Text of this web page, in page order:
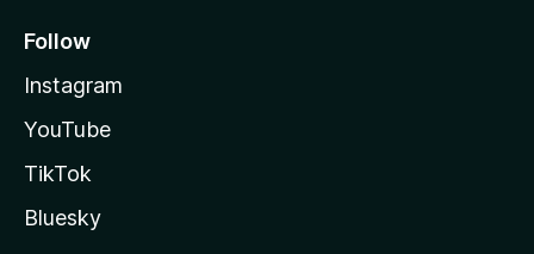
Follow
Instagram
YouTube
TikTok
Bluesky